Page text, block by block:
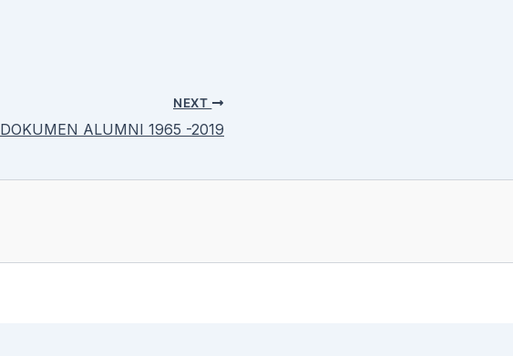
NEXT
DOKUMEN ALUMNI 1965 -2019